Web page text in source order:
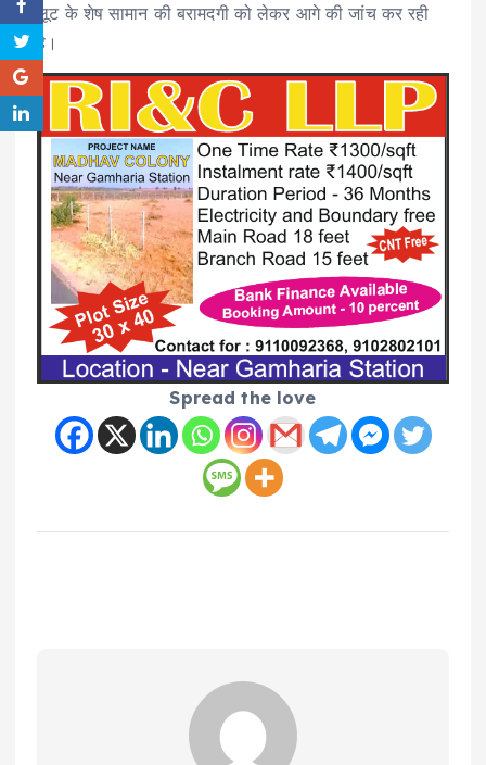
लूट के शेष सामान की बरामदगी को लेकर आगे की जांच कर रही
है।
Spread the love